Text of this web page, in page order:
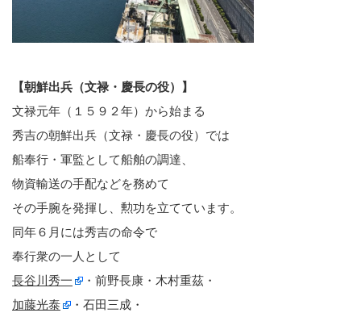
【朝鮮出兵（文禄・慶長の役）】
文禄元年（１５９２年）から始まる
秀吉の朝鮮出兵（文禄・慶長の役）では
船奉行・軍監として船舶の調達、
物資輸送の手配などを務めて
その手腕を発揮し、勲功を立てています。
同年６月には秀吉の命令で
奉行衆の一人として
長谷川秀一
・前野長康・木村重茲・
加藤光泰
・石田三成・